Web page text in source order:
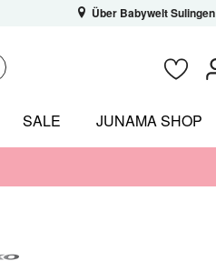
Über Babywelt Sulingen
SALE JUNAMA SHOP